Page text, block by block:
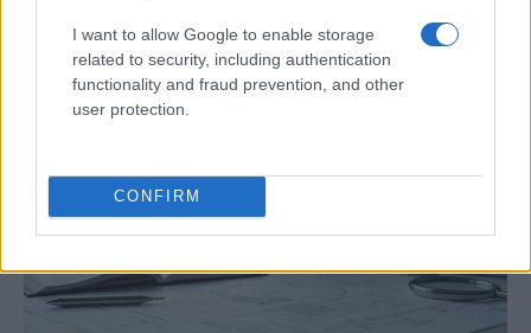
I want to allow Google to enable storage
related to security, including authentication
functionality and fraud prevention, and other
user protection.
CONFIRM
Los fans de Nintendo Wii y los superhéroes…